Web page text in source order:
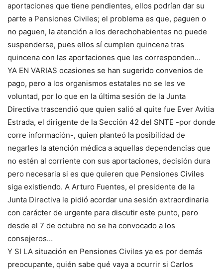
aportaciones que tiene pendientes, ellos podrían dar su
parte a Pensiones Civiles; el problema es que, paguen o
no paguen, la atención a los derechohabientes no puede
suspenderse, pues ellos sí cumplen quincena tras
quincena con las aportaciones que les corresponden…
YA EN VARIAS ocasiones se han sugerido convenios de
pago, pero a los organismos estatales no se les ve
voluntad, por lo que en la última sesión de la Junta
Directiva trascendió que quien salió al quite fue Ever Avitia
Estrada, el dirigente de la Sección 42 del SNTE -por donde
corre información-, quien planteó la posibilidad de
negarles la atención médica a aquellas dependencias que
no estén al corriente con sus aportaciones, decisión dura
pero necesaria si es que quieren que Pensiones Civiles
siga existiendo. A Arturo Fuentes, el presidente de la
Junta Directiva le pidió acordar una sesión extraordinaria
con carácter de urgente para discutir este punto, pero
desde el 7 de octubre no se ha convocado a los
consejeros…
Y SI LA situación en Pensiones Civiles ya es por demás
preocupante, quién sabe qué vaya a ocurrir si Carlos